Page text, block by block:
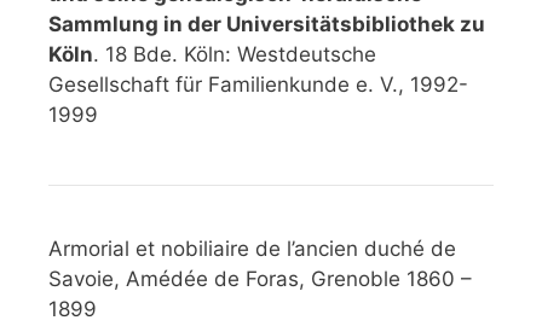
Sammlung in der Universitätsbibliothek zu
Köln. 18 Bde. Köln: Westdeutsche
Gesellschaft für Familienkunde e. V., 1992-
1999
Armorial et nobiliaire de l’ancien duché de
Savoie, Amédée de Foras, Grenoble 1860 –
1899